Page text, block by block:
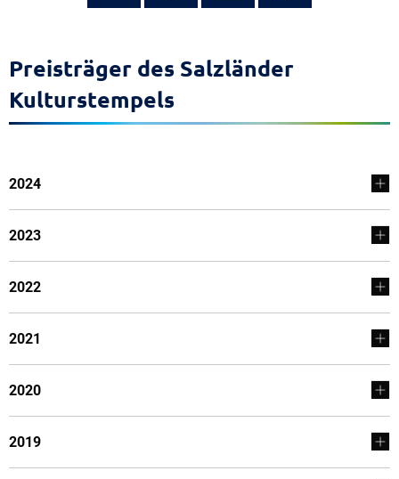
Preisträger des Salzländer
Kulturstempels
2024
2023
2022
2021
2020
2019